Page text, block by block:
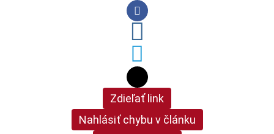
Zdieľať link
Nahlásiť chybu v článku